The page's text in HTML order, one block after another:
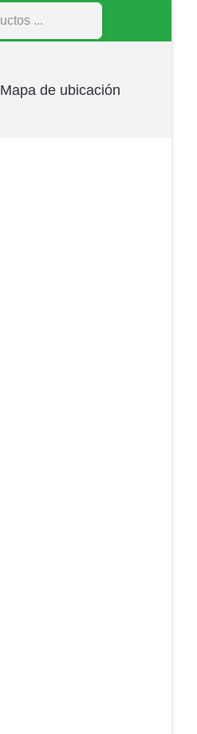
Mapa de ubicación